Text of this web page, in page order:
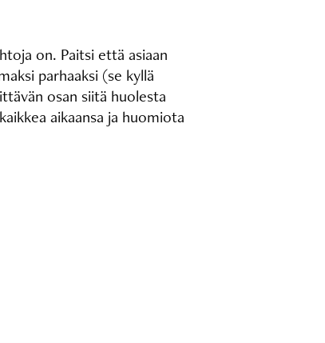
on. Paitsi että asiaan
parhaaksi (se kyllä
osan siitä huolesta
aikaansa ja huomiota